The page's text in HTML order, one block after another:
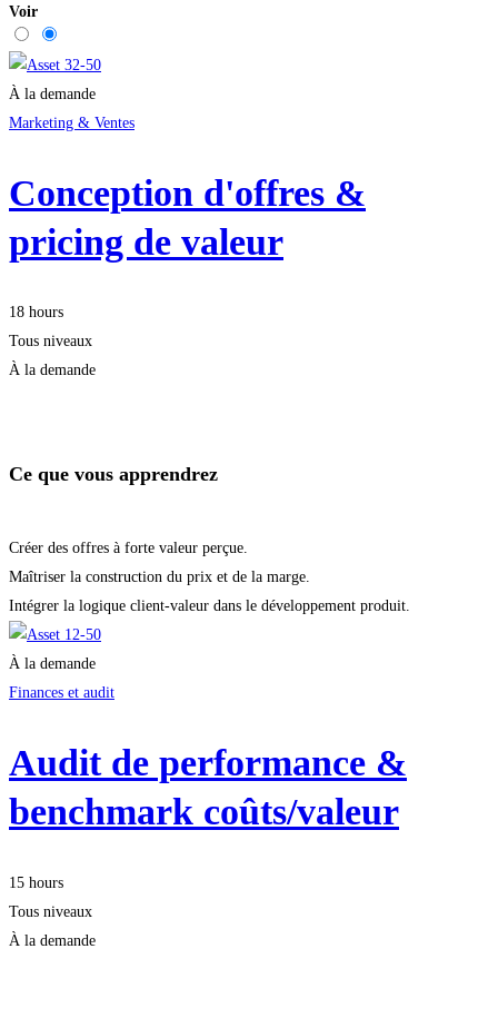
Voir
À la demande
Marketing & Ventes
Conception d'offres &
pricing de valeur
18 hours
Tous niveaux
À la demande
Ce que vous apprendrez
Créer des offres à forte valeur perçue.
Maîtriser la construction du prix et de la marge.
Intégrer la logique client-valeur dans le développement produit.
À la demande
Finances et audit
Audit de performance &
benchmark coûts/valeur
15 hours
Tous niveaux
À la demande